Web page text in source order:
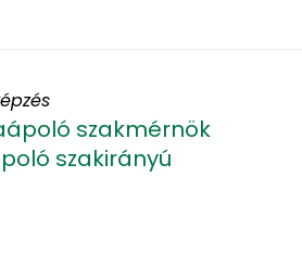
szakmérnök
szakirányú